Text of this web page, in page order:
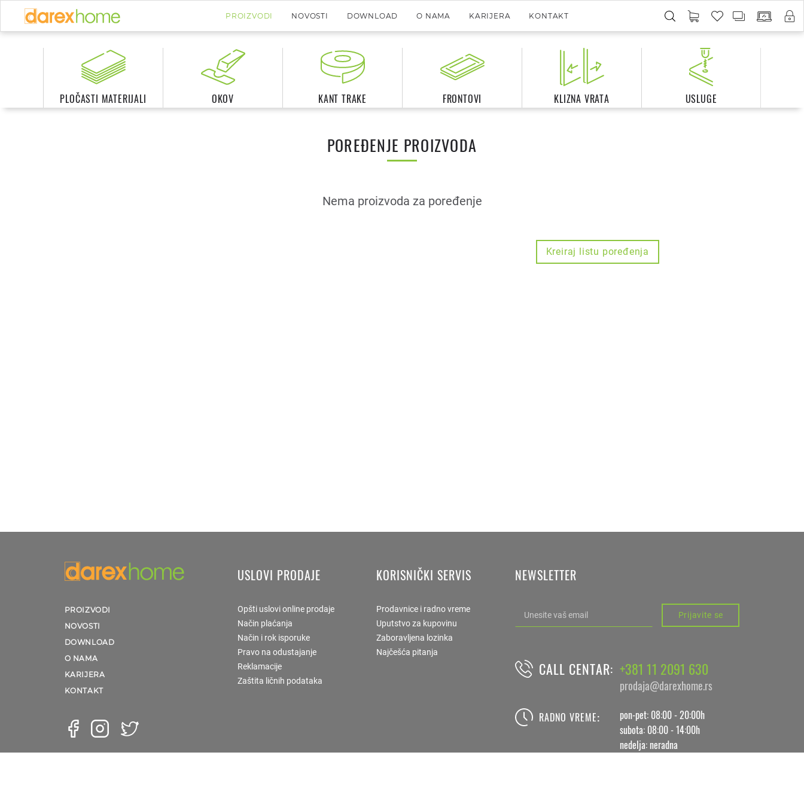
PROIZVODI NOVOSTI DOWNLOAD O NAMA KARIJERA KONTAKT
PLOČASTI MATERIJALI OKOV KANT TRAKE FRONTOVI KLIZNA VRATA USLUGE
POREĐENJE PROIZVODA
Nema proizvoda za poređenje
Kreiraj listu poređenja
PROIZVODI
NOVOSTI
DOWNLOAD
O NAMA
KARIJERA
KONTAKT
USLOVI PRODAJE
Opšti uslovi online prodaje
Način plaćanja
Način i rok isporuke
Pravo na odustajanje
Reklamacije
Zaštita ličnih podataka
KORISNIČKI SERVIS
Prodavnice i radno vreme
Uputstvo za kupovinu
Zaboravljena lozinka
Najčešća pitanja
NEWSLETTER
Prijavite se
CALL CENTAR: +381 11 2091 630
prodaja@darexhome.rs
RADNO VREME:
pon-pet: 08:00 - 20:00h
subota: 08:00 - 14:00h
nedelja: neradna